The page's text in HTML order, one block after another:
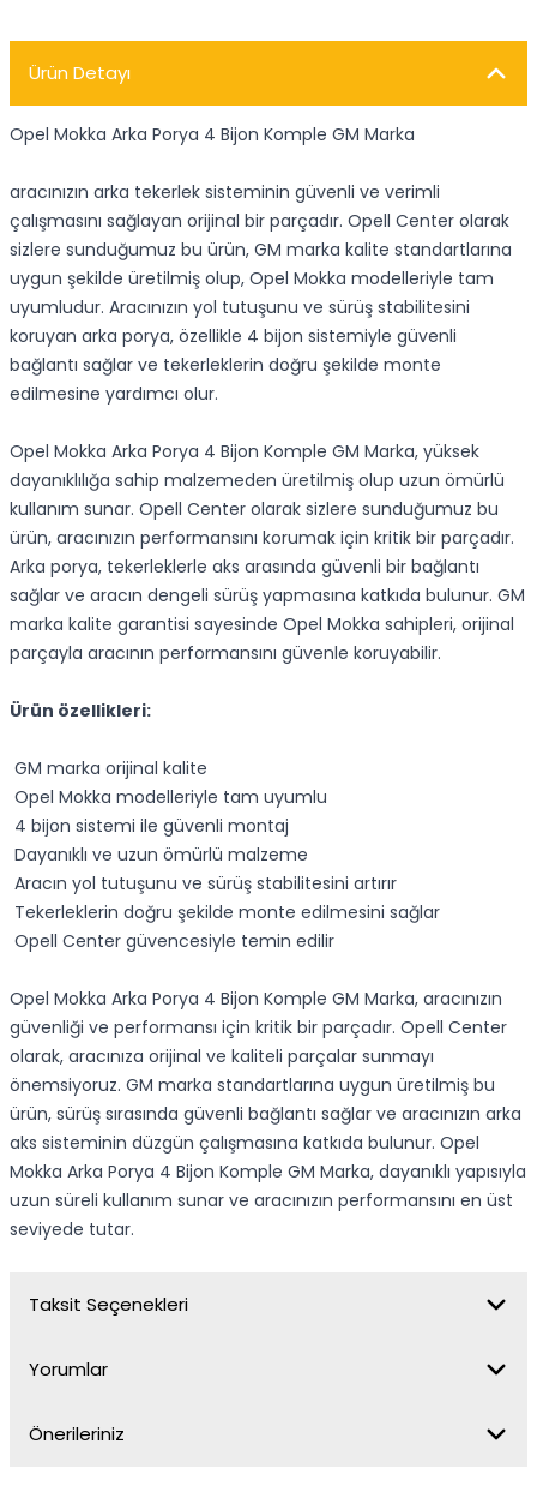
Ürün Detayı
Opel Mokka Arka Porya 4 Bijon Komple GM Marka
aracınızın arka tekerlek sisteminin güvenli ve verimli
çalışmasını sağlayan orijinal bir parçadır. Opell Center olarak
sizlere sunduğumuz bu ürün, GM marka kalite standartlarına
uygun şekilde üretilmiş olup, Opel Mokka modelleriyle tam
uyumludur. Aracınızın yol tutuşunu ve sürüş stabilitesini
koruyan arka porya, özellikle 4 bijon sistemiyle güvenli
bağlantı sağlar ve tekerleklerin doğru şekilde monte
edilmesine yardımcı olur.
Opel Mokka Arka Porya 4 Bijon Komple GM Marka, yüksek
dayanıklılığa sahip malzemeden üretilmiş olup uzun ömürlü
kullanım sunar. Opell Center olarak sizlere sunduğumuz bu
ürün, aracınızın performansını korumak için kritik bir parçadır.
Arka porya, tekerleklerle aks arasında güvenli bir bağlantı
sağlar ve aracın dengeli sürüş yapmasına katkıda bulunur. GM
marka kalite garantisi sayesinde Opel Mokka sahipleri, orijinal
parçayla aracının performansını güvenle koruyabilir.
Ürün özellikleri:
GM marka orijinal kalite
Opel Mokka modelleriyle tam uyumlu
4 bijon sistemi ile güvenli montaj
Dayanıklı ve uzun ömürlü malzeme
Aracın yol tutuşunu ve sürüş stabilitesini artırır
Tekerleklerin doğru şekilde monte edilmesini sağlar
Opell Center güvencesiyle temin edilir
Opel Mokka Arka Porya 4 Bijon Komple GM Marka, aracınızın
güvenliği ve performansı için kritik bir parçadır. Opell Center
olarak, aracınıza orijinal ve kaliteli parçalar sunmayı
önemsiyoruz. GM marka standartlarına uygun üretilmiş bu
ürün, sürüş sırasında güvenli bağlantı sağlar ve aracınızın arka
aks sisteminin düzgün çalışmasına katkıda bulunur. Opel
Mokka Arka Porya 4 Bijon Komple GM Marka, dayanıklı yapısıyla
uzun süreli kullanım sunar ve aracınızın performansını en üst
seviyede tutar.
Taksit Seçenekleri
Yorumlar
Önerileriniz